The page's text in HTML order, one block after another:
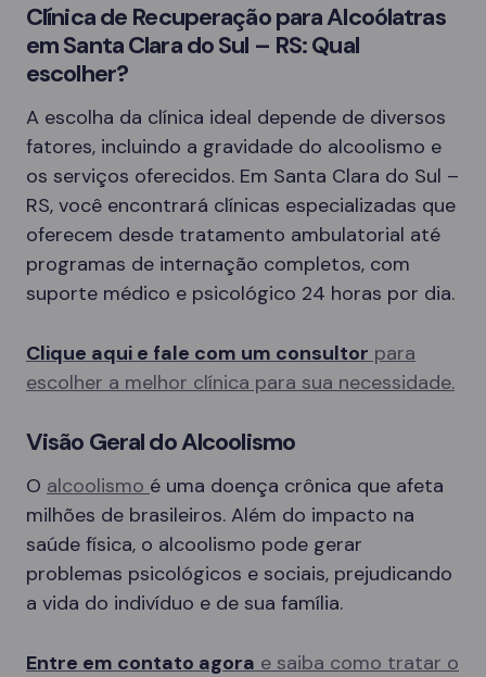
Clínica de Recuperação para Alcoólatras
em Santa Clara do Sul – RS: Qual
escolher?
A escolha da clínica ideal depende de diversos
fatores, incluindo a gravidade do alcoolismo e
os serviços oferecidos. Em Santa Clara do Sul –
RS, você encontrará clínicas especializadas que
oferecem desde tratamento ambulatorial até
programas de internação completos, com
suporte médico e psicológico 24 horas por dia.
Clique aqui e fale com um consultor para
escolher a melhor clínica para sua necessidade.
Visão Geral do Alcoolismo
O alcoolismo é uma doença crônica que afeta
milhões de brasileiros. Além do impacto na
saúde física, o alcoolismo pode gerar
problemas psicológicos e sociais, prejudicando
a vida do indivíduo e de sua família.
Entre em contato agora e saiba como tratar o